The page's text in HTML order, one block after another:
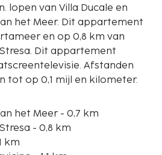
lopen van Villa Ducale en
Dit appartement
en op 0,8 km van
Dit appartement
Afstanden
tot op 0,1 mijl en kilometer.
het Meer - 0,7 km
- 0,8 km
km